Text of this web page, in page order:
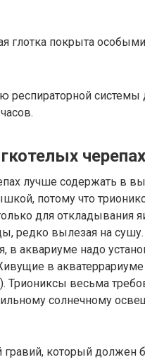
глотка покрыта
респираторной
черепах
лучше содержать в
потому что
для откладывания
редко вылезая на
в аквариуме надо
в
Триониксы весьма
солнечному
который должен